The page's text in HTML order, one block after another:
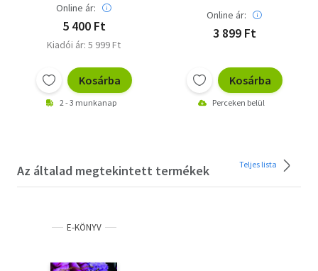
Online ár:
5 400 Ft
Kiadói ár: 5 999 Ft
Kosárba
2 - 3 munkanap
Online ár:
3 899 Ft
Kosárba
Perceken belül
Az általad megtekintett termékek Teljes lista
E-KÖNYV